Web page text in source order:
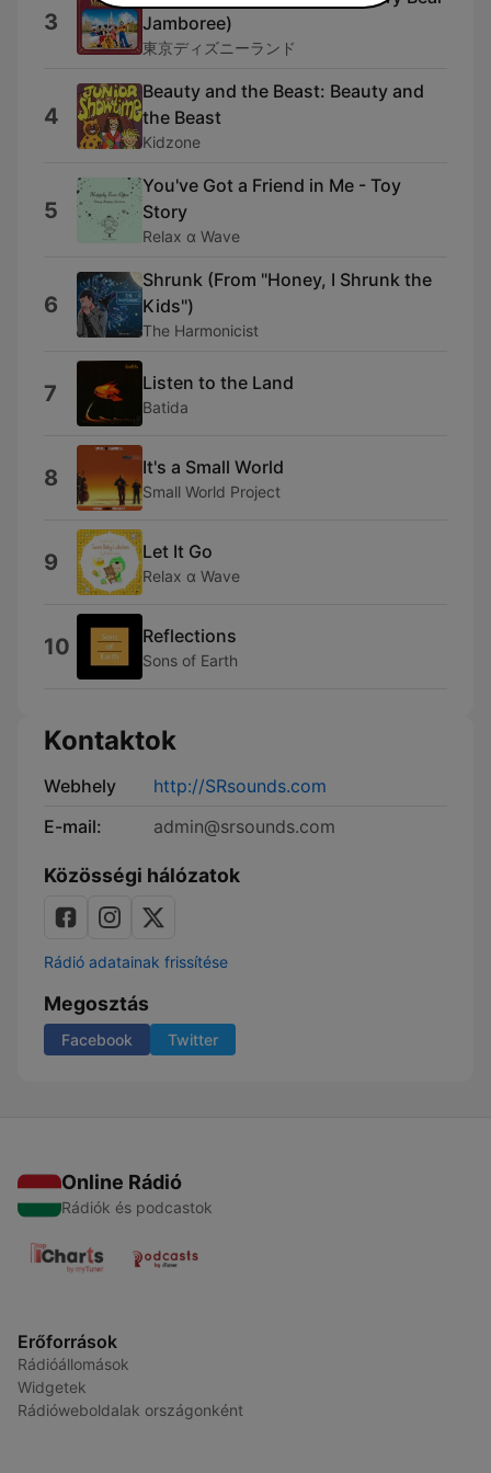
3
Jamboree)
東京ディズニーランド
4
Beauty and the Beast: Beauty and
the Beast
Kidzone
5
You've Got a Friend in Me - Toy
Story
Relax α Wave
6
Shrunk (From "Honey, I Shrunk the
Kids")
The Harmonicist
7 Listen to the Land
Batida
8 It's a Small World
Small World Project
9 Let It Go
Relax α Wave
10 Reflections
Sons of Earth
Kontaktok
Webhely
http://SRsounds.com
E-mail:
admin@srsounds.com
Közösségi hálózatok
Rádió adatainak frissítése
Megosztás
Facebook Twitter
Online Rádió
Rádiók és podcastok
Erőforrások
Rádióállomások
Widgetek
Rádióweboldalak országonként